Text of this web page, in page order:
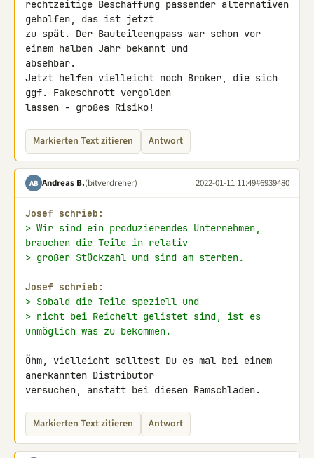
rechtzeitige Beschaffung passender alternativen
geholfen, das ist jetzt
zu spät. Der Bauteileengpass war schon vor
einem halben Jahr bekannt und
absehbar.
Jetzt helfen vielleicht noch Broker, die sich
ggf. Fakeschrott vergolden
lassen - großes Risiko!
Markierten Text zitieren Antwort
AB Andreas B.(bitverdreher) 2022-01-11 11:49#6939480
Josef schrieb:
> Wir sind ein produzierendes Unternehmen,
brauchen die Teile in relativ
> großer Stückzahl und sind am sterben.
Josef schrieb:
> Sobald die Teile speziell und
> nicht bei Reichelt gelistet sind, ist es
unmöglich was zu bekommen.
Öhm, vielleicht solltest Du es mal bei einem
anerkannten Distributor
versuchen, anstatt bei diesen Ramschladen.
Markierten Text zitieren Antwort